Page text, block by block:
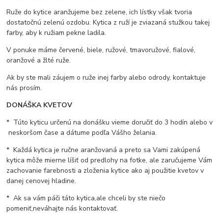
Ruže do kytice aranžujeme bez zelene, ich lístky však tvoria
dostatočnú zelenú ozdobu. Kytica z ruží je zviazaná stužkou takej
farby, aby k ružiam pekne ladila.
V ponuke máme červené, biele, ružové, tmavoružové, fialové,
oranžové a žlté ruže.
Ak by ste mali záujem o ruže inej farby alebo odrody, kontaktuje
nás prosím.
DONÁŠKA KVETOV
* Túto kyticu určenú na donášku vieme doručiť do 3 hodín alebo v
neskoršom čase a dátume podľa Vášho želania.
* Každá kytica je ručne aranžovaná a preto sa Vami zakúpená
kytica môže mierne líšiť od predlohy na fotke, ale zaručujeme Vám
zachovanie farebnosti a zloženia kytice ako aj použitie kvetov v
danej cenovej hladine.
* Ak sa vám páči táto kytica,ale chceli by ste niečo
pomeniť,neváhajte nás kontaktovať.